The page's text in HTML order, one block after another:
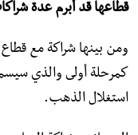
قطاعها قد أبرم عدة
ومن بينها شراكة مع
كمرحلة أولى والذي
استغلال الذهب.